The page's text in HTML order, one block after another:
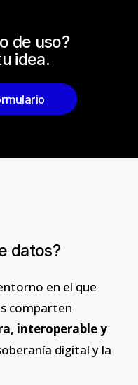
de uso?
idea.
datos?
en el que
comparten
interoperable y
digital y la